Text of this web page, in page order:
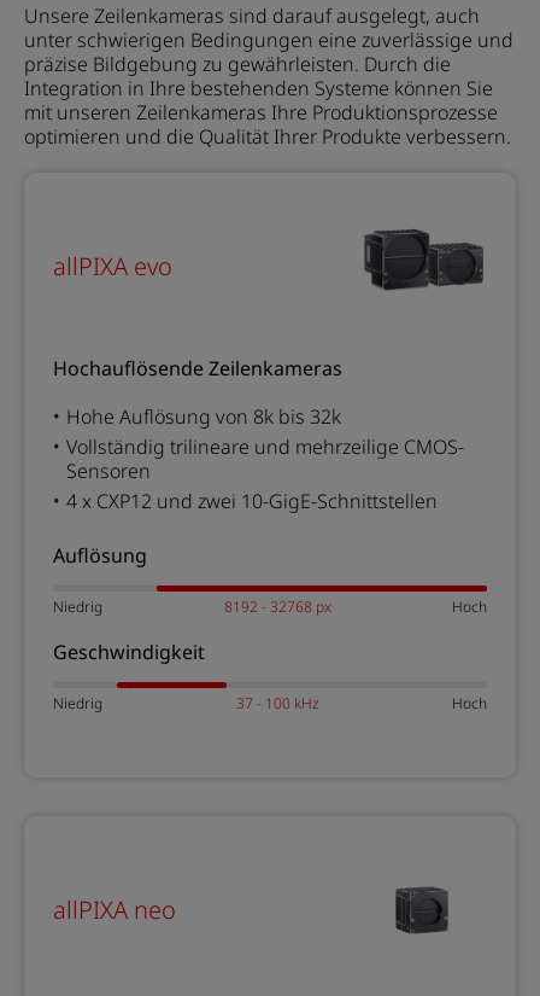
Unsere Zeilenkameras sind darauf ausgelegt, auch
unter schwierigen Bedingungen eine zuverlässige und
präzise Bildgebung zu gewährleisten. Durch die
Integration in Ihre bestehenden Systeme können Sie
mit unseren Zeilenkameras Ihre Produktionsprozesse
optimieren und die Qualität Ihrer Produkte verbessern.
allPIXA evo
Hochauflösende Zeilenkameras
Hohe Auflösung von 8k bis 32k
Vollständig trilineare und mehrzeilige CMOS-
Sensoren
4 x CXP12 und zwei 10-GigE-Schnittstellen
Auflösung
Niedrig 8192 - 32768 px Hoch
Geschwindigkeit
Niedrig 37 - 100 kHz Hoch
allPIXA neo